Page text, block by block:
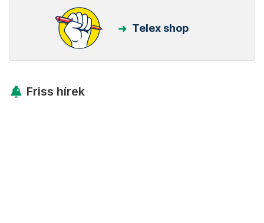
Telex shop
Friss hírek